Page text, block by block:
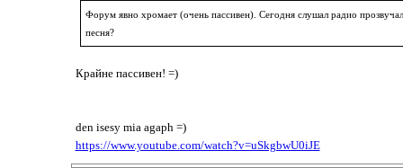
Форум явно хромает (очень пассивен). Сегодня слушал радио
песня?
Крайне пассивен! =)
den isesy mia agaph =)
https://www.youtube.com/watch?v=uSkgbwU0iJE